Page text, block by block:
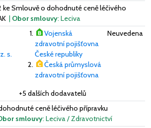
ke Smlouvě o dohodnuté ceně léčivého
| Obor smlouvy: Leciva
s.
Vojenská
zdravotní pojišťovna
České republiky
Česká průmyslová
zdravotní pojišťovna
+5 dalších dodavatelů
Neuvedena
ceně léčivého přípravku
smlouvy: Leciva / Zdravotnictví